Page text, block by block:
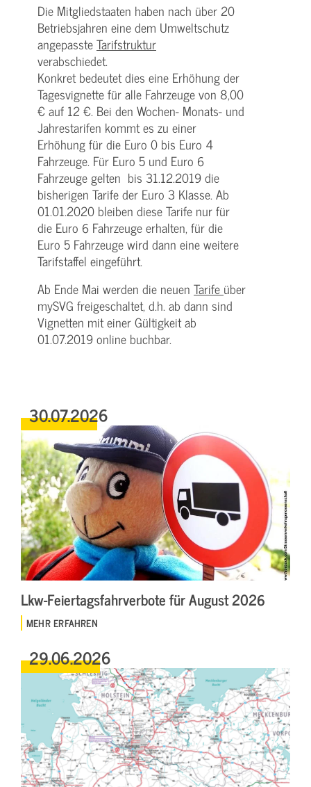
Die Mitgliedstaaten haben nach über 20
Betriebsjahren eine dem Umweltschutz
angepassteTarifstruktur
verabschiedet.
Konkret bedeutet dies eine Erhöhung der
Tagesvignette für alle Fahrzeuge von 8,00
€ auf 12 €. Bei den Wochen- Monats- und
Jahrestarifen kommt es zu einer
Erhöhung für die Euro 0 bis Euro 4
Fahrzeuge. Für Euro 5 und Euro 6
Fahrzeuge gelten bis 31.12.2019 die
bisherigen Tarife der Euro 3 Klasse. Ab
01.01.2020 bleiben diese Tarife nur für
die Euro 6 Fahrzeuge erhalten, für die
Euro 5 Fahrzeuge wird dann eine weitere
Tarifstaffel eingeführt.
Ab Ende Mai werden die neuen Tarife über
mySVG freigeschaltet, d.h. ab dann sind
Vignetten mit einer Gültigkeit ab
01.07.2019 online buchbar.
30.07.2026
Lkw-Feiertagsfahrverbote für August 2026
MEHR ERFAHREN
29.06.2026